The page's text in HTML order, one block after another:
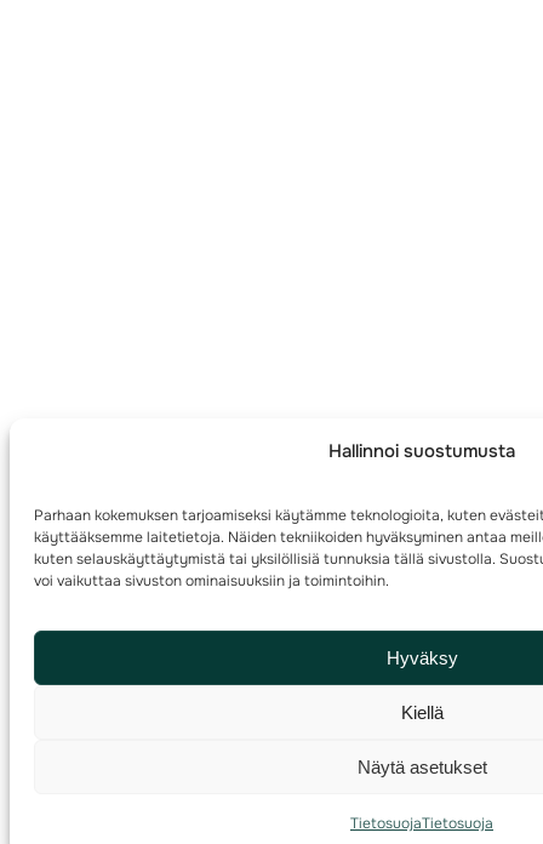
Hallinnoi suostumusta
Parhaan kokemuksen tarjoamiseksi käytämme teknologioita, kuten
käyttääksemme laitetietoja. Näiden tekniikoiden hyväksyminen antaa
kuten selauskäyttäytymistä tai yksilöllisiä tunnuksia tällä sivustolla.
voi vaikuttaa sivuston ominaisuuksiin ja toimintoihin.
Hyväksy
Kiellä
Näytä asetukset
TietosuojaTietosuoja